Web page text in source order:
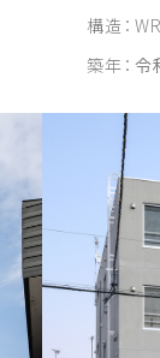
構造：
築年： 令